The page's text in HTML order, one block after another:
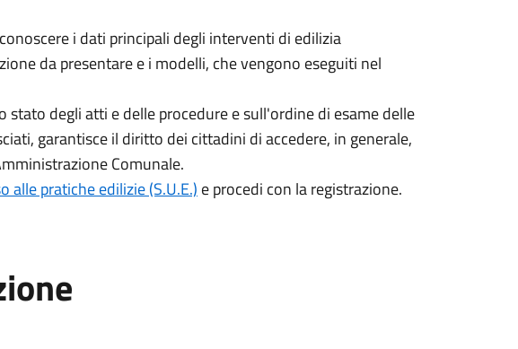
i dati principali degli interventi di edilizia
da presentare e i modelli, che vengono eseguiti nel
degli atti e delle procedure e sull'ordine di esame delle
garantisce il diritto dei cittadini di accedere, in generale,
Comunale.
alle pratiche edilizie (S.U.E.) e procedi con la registrazione.